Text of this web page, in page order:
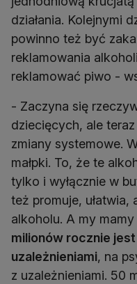
działania. Kolejnymi
powinno też być
reklamowania
reklamować piwo -
- Zaczyna się
dziecięcych, ale
zmiany systemowe.
małpki. To, że te
tylko i wyłącznie w
też promuje,
alkoholu. A my
milionów rocznie
uzależnieniami, na
z uzależnieniami. 50